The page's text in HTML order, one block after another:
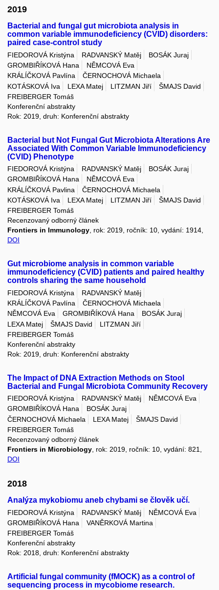
2019
Bacterial and fungal gut microbiota analysis in
common variable immunodeficiency (CVID) disorders:
paired case-control study
FIEDOROVÁ Kristýna RADVANSKÝ Matěj
BOSÁK Juraj
GROMBIŘÍKOVÁ Hana
NĚMCOVÁ Eva
KRÁLÍČKOVÁ Pavlína
ČERNOCHOVÁ Michaela
KOTÁSKOVÁ Iva
LEXA Matej LITZMAN Jiří
ŠMAJS David
FREIBERGER Tomáš
Konferenční abstrakty
Rok: 2019, druh: Konferenční abstrakty
Bacterial but Not Fungal Gut Microbiota Alterations Are
Associated With Common Variable Immunodeficiency
(CVID) Phenotype
FIEDOROVÁ Kristýna RADVANSKÝ Matěj
BOSÁK Juraj
GROMBIŘÍKOVÁ Hana
NĚMCOVÁ Eva
KRÁLÍČKOVÁ Pavlina
ČERNOCHOVÁ Michaela
KOTÁSKOVÁ Iva
LEXA Matej LITZMAN Jiří
ŠMAJS David
FREIBERGER Tomáš
Recenzovaný odborný článek
Frontiers in Immunology, rok: 2019, ročník: 10, vydání: 1914,
DOI
Gut microbiome analysis in common variable
immunodeficiency (CVID) patients and paired healthy
controls sharing the same household
FIEDOROVÁ Kristýna
RADVANSKÝ Matěj
KRÁLÍČKOVÁ Pavlína
ČERNOCHOVÁ Michaela
NĚMCOVÁ Eva
GROMBIŘÍKOVÁ Hana
BOSÁK Juraj
LEXA Matej
ŠMAJS David
LITZMAN Jiří
FREIBERGER Tomáš
Konferenční abstrakty
Rok: 2019, druh: Konferenční abstrakty
The Impact of DNA Extraction Methods on Stool
Bacterial and Fungal Microbiota Community Recovery
FIEDOROVÁ Kristýna RADVANSKÝ Matěj
NĚMCOVÁ Eva
GROMBIŘÍKOVÁ Hana
BOSÁK Juraj
ČERNOCHOVÁ Michaela
LEXA Matej
ŠMAJS David
FREIBERGER Tomáš
Recenzovaný odborný článek
Frontiers in Microbiology , rok: 2019, ročník: 10, vydání: 821,
DOI
2018
Analýza mykobiomu aneb chybami se člověk učí.
FIEDOROVÁ Kristýna RADVANSKÝ Matěj
NĚMCOVÁ Eva
GROMBIŘÍKOVÁ Hana
VANĚRKOVÁ Martina
FREIBERGER Tomáš
Konferenční abstrakty
Rok: 2018, druh: Konferenční abstrakty
Artificial fungal community (fMOCK) as a control of
sequencing process in mycobiome research.